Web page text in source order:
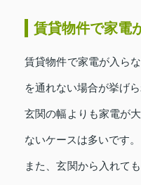
賃貸物件で家電
賃貸物件で家電が入ら
を通れない場合が挙げら
玄関の幅よりも家電が
ないケースは多いです。
また、玄関から入れて